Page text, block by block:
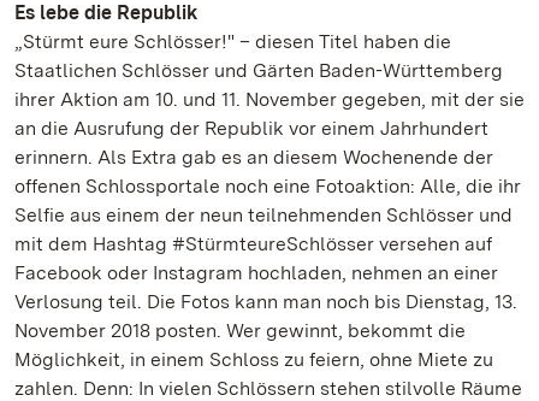
Es lebe die Republik
„Stürmt eure Schlösser!" – diesen Titel haben die
Staatlichen Schlösser und Gärten Baden-Württemberg
ihrer Aktion am 10. und 11. November gegeben, mit der sie
an die Ausrufung der Republik vor einem Jahrhundert
erinnern. Als Extra gab es an diesem Wochenende der
offenen Schlossportale noch eine Fotoaktion: Alle, die ihr
Selfie aus einem der neun teilnehmenden Schlösser und
mit dem Hashtag #StürmteureSchlösser versehen auf
Facebook oder Instagram hochladen, nehmen an einer
Verlosung teil. Die Fotos kann man noch bis Dienstag, 13.
November 2018 posten. Wer gewinnt, bekommt die
Möglichkeit, in einem Schloss zu feiern, ohne Miete zu
zahlen. Denn: In vielen Schlössern stehen stilvolle Räume